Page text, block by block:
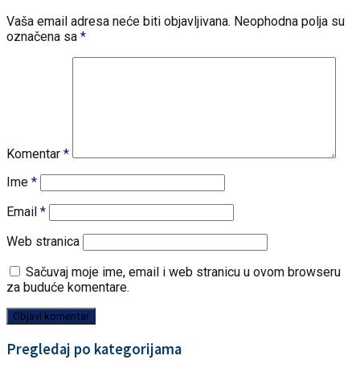
Vaša email adresa neće biti objavljivana. Neophodna polja su
označena sa *
Komentar *
Ime *
Email *
Web stranica
Sačuvaj moje ime, email i web stranicu u ovom browseru
za buduće komentare.
Pregledaj po kategorijama